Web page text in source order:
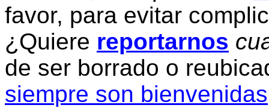
favor, para evitar
¿Quiere reportarnos
de ser borrado o
siempre son bienvenidas